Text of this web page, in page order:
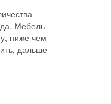
Мебель
ниже чем
дальше